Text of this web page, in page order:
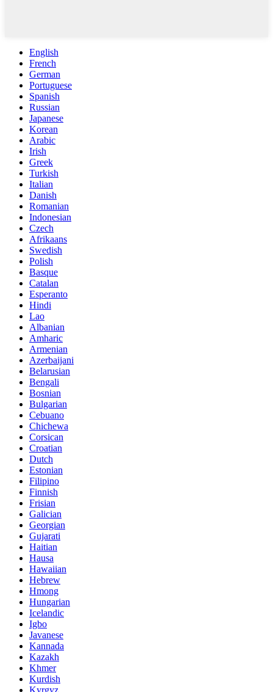
English
French
German
Portuguese
Spanish
Russian
Japanese
Korean
Arabic
Irish
Greek
Turkish
Italian
Danish
Romanian
Indonesian
Czech
Afrikaans
Swedish
Polish
Basque
Catalan
Esperanto
Hindi
Lao
Albanian
Amharic
Armenian
Azerbaijani
Belarusian
Bengali
Bosnian
Bulgarian
Cebuano
Chichewa
Corsican
Croatian
Dutch
Estonian
Filipino
Finnish
Frisian
Galician
Georgian
Gujarati
Haitian
Hausa
Hawaiian
Hebrew
Hmong
Hungarian
Icelandic
Igbo
Javanese
Kannada
Kazakh
Khmer
Kurdish
Kyrgyz